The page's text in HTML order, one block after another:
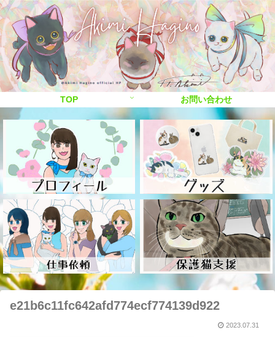
TOP お問い合わせ
e21b6c11fc642afd774ecf774139d922
2023.07.31